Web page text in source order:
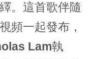
。這首歌伴隨
頻一起發布，
Lam執